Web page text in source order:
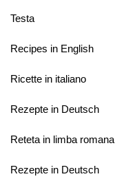
Testa
Recipes in English
Ricette in italiano
Rezepte in Deutsch
Reteta in limba romana
Rezepte in Deutsch